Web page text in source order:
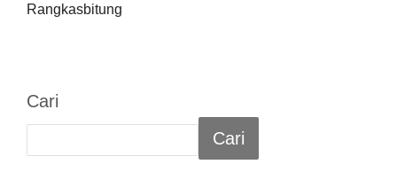
Rangkasbitung
Cari
Cari